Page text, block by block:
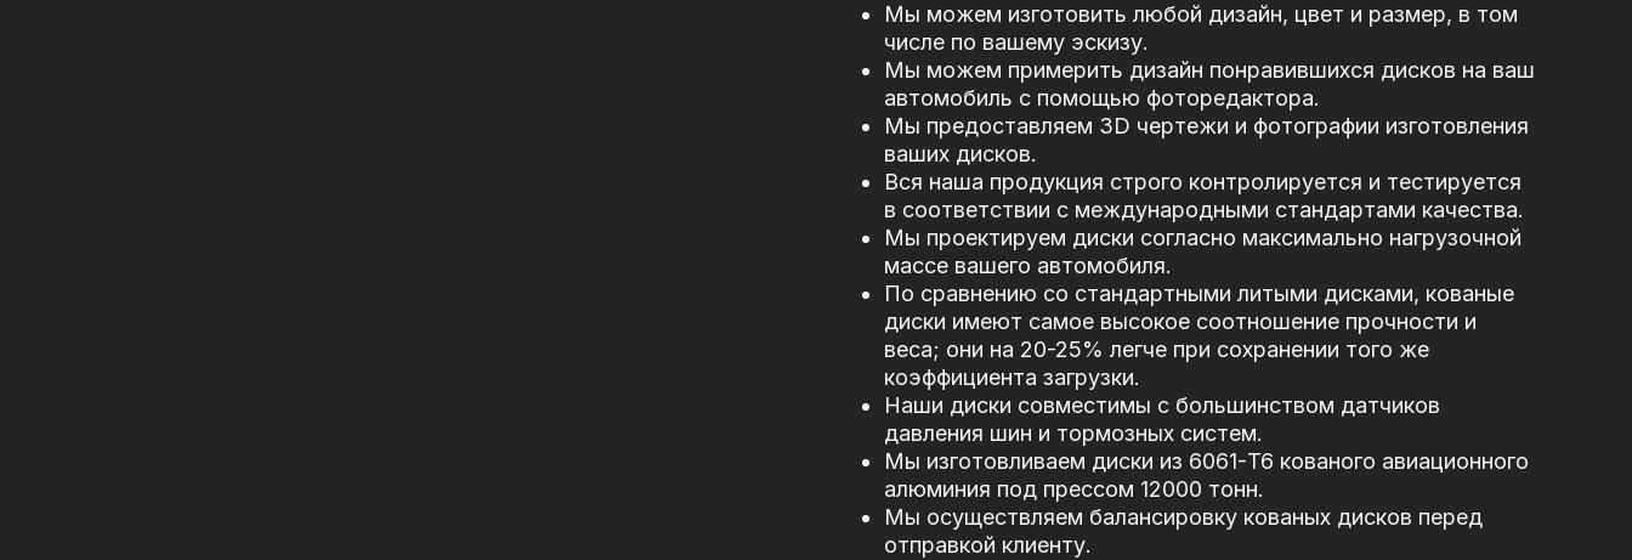
Мы можем изготовить любой дизайн, цвет и размер, в том
числе по вашему эскизу.
Мы можем примерить дизайн понравившихся дисков на ваш
автомобиль с помощью фоторедактора.
Мы предоставляем 3D чертежи и фотографии изготовления
ваших дисков.
Вся наша продукция строго контролируется и тестируется
в соответствии с международными стандартами качества.
Мы проектируем диски согласно максимально нагрузочной
массе вашего автомобиля.
По сравнению со стандартными литыми дисками, кованые
диски имеют самое высокое соотношение прочности и
веса; они на 20-25% легче при сохранении того же
коэффициента загрузки.
Наши диски совместимы с большинством датчиков
давления шин и тормозных систем.
Мы изготовливаем диски из 6061-T6 кованого авиационного
алюминия под прессом 12000 тонн.
Мы осуществляем балансировку кованых дисков перед
отправкой клиенту.